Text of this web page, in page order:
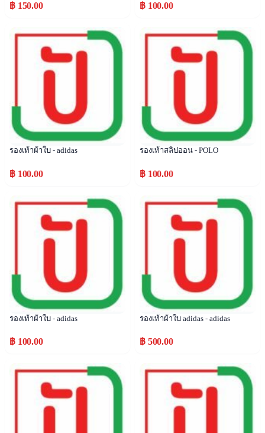
฿ 150.00 ฿ 100.00
Popular
รองเท้าผ้าใบ - adidas
฿ 100.00
Popular
รองเท้าสลิปออน - POLO
฿ 100.00
Popular
รองเท้าผ้าใบ - adidas
฿ 100.00
Popular
รองเท้าผ้าใบ adidas - adidas
฿ 500.00
Popular Popular